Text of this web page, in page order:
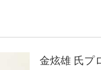
金炫雄 氏プ